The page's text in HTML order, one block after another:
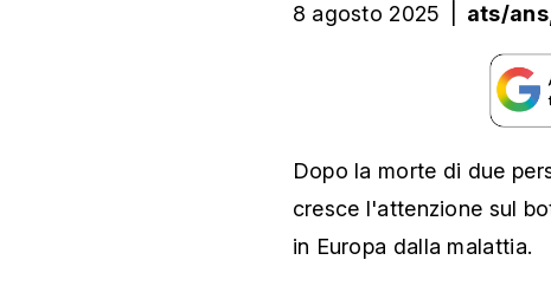
8 agosto 2025 ats/ans,
Dopo la morte di due
cresce l'attenzione sul
in Europa dalla malattia.